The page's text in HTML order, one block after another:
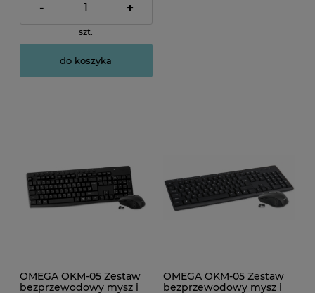
- +
szt.
do koszyka
OMEGA OKM-05 Zestaw
bezprzewodowy mysz i
OMEGA OKM-05 Zestaw
bezprzewodowy mysz i